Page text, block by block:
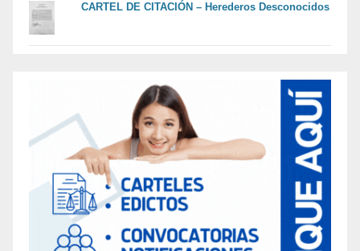
CARTEL DE CITACIÓN – Herederos Desconocidos